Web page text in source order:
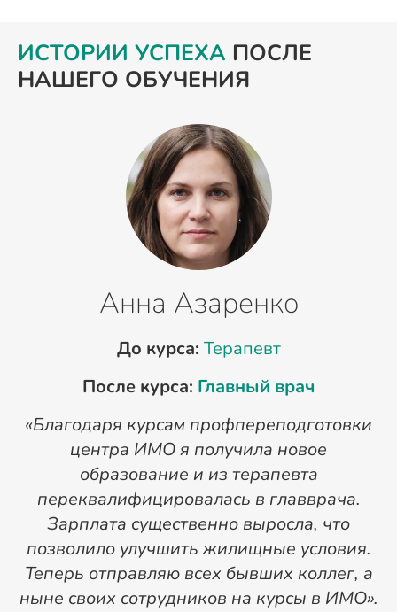
ИСТОРИИ УСПЕХА ПОСЛЕ
НАШЕГО ОБУЧЕНИЯ
Анна Азаренко
До курса: Терапевт
После курса: Главный врач
«Благодаря курсам профпереподготовки
центра ИМО я получила новое
образование и из терапевта
переквалифицировалась в главврача.
Зарплата существенно выросла, что
позволило улучшить жилищные условия.
Теперь отправляю всех бывших коллег, а
ныне своих сотрудников на курсы в ИМО».